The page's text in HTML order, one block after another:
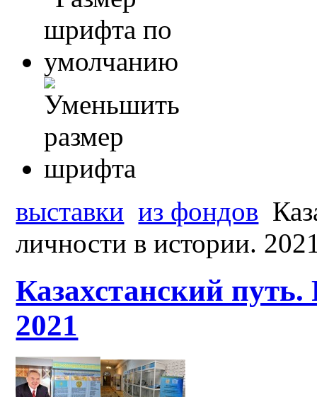
выставки из фондов
личности в истории.
Казахстанский
2021